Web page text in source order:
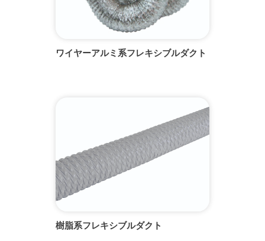
ワイヤーアルミ系フレキシブルダクト
樹脂系フレキシブルダクト